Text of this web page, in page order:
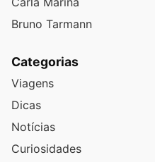
Bruno Tarmann
Categorias
Viagens
Dicas
Notícias
Curiosidades